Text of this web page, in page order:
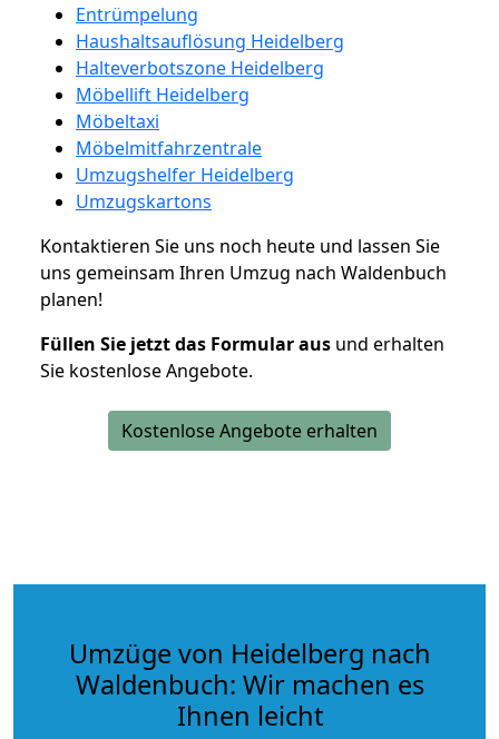
Entrümpelung
Haushaltsauflösung Heidelberg
Halteverbotszone Heidelberg
Möbellift Heidelberg
Möbeltaxi
Möbelmitfahrzentrale
Umzugshelfer Heidelberg
Umzugskartons
Kontaktieren Sie uns noch heute und lassen Sie
uns gemeinsam Ihren Umzug nach Waldenbuch
planen!
Füllen Sie jetzt das Formular aus und erhalten
Sie kostenlose Angebote.
Kostenlose Angebote erhalten
Umzüge von Heidelberg nach
Waldenbuch: Wir machen es
Ihnen leicht